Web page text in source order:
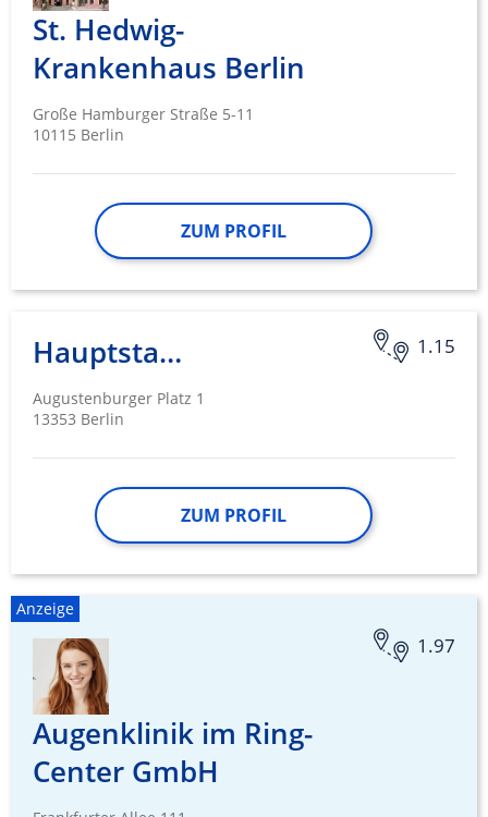
St. Hedwig-
Krankenhaus Berlin
Große Hamburger Straße 5-11
10115 Berlin
ZUM PROFIL
1.15
Hauptstandort
Augustenburger Platz 1
13353 Berlin
ZUM PROFIL
Anzeige
1.97
Augenklinik im Ring-
Center GmbH